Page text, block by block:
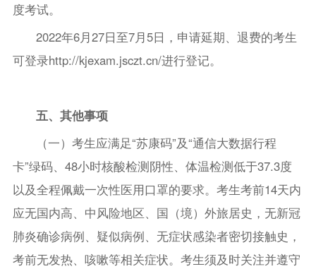
度考试。
2022年6月27日至7月5日，申请延期、退费的考生
可登录http://kjexam.jsczt.cn/进行登记。
五、其他事项
（一）考生应满足“苏康码”及“通信大数据行程
卡”绿码、48小时核酸检测阴性、体温检测低于37.3度
以及全程佩戴一次性医用口罩的要求。考生考前14天内
应无国内高、中风险地区、国（境）外旅居史，无新冠
肺炎确诊病例、疑似病例、无症状感染者密切接触史，
考前无发热、咳嗽等相关症状。考生须及时关注并遵守